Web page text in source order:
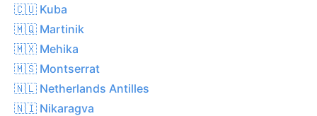
🇨🇺 Kuba
🇲🇶 Martinik
🇲🇽 Mehika
🇲🇸 Montserrat
🇳🇱 Netherlands Antilles
🇳🇮 Nikaragva